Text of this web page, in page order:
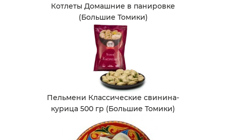
Котлеты Домашние в панировке
(Большие Томики)
Пельмени Классические свинина-
курица 500 гр (Большие Томики)